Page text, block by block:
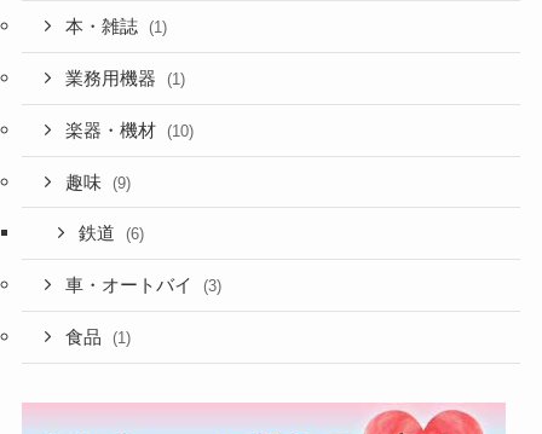
本・雑誌 (1)
業務用機器 (1)
楽器・機材 (10)
趣味 (9)
鉄道 (6)
車・オートバイ (3)
食品 (1)